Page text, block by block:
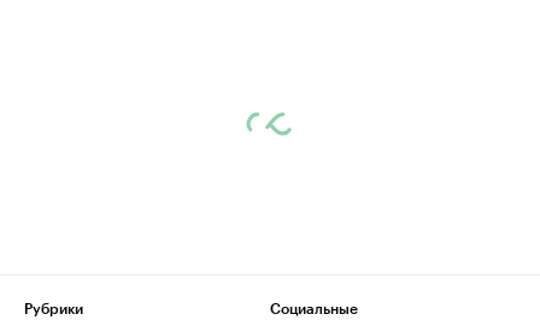
Рубрики
Социальные